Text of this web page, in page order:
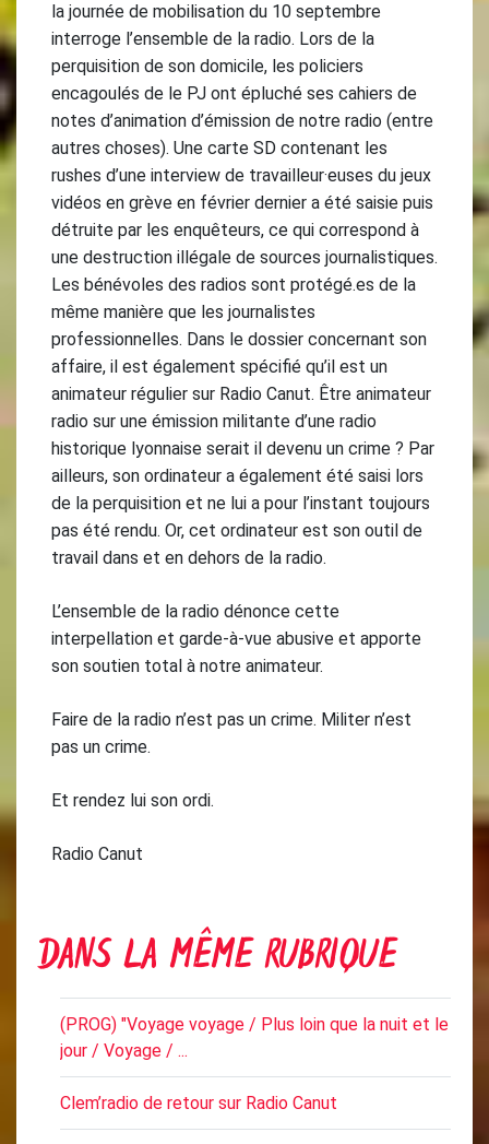
la journée de mobilisation du 10 septembre
interroge l’ensemble de la radio. Lors de la
perquisition de son domicile, les policiers
encagoulés de le PJ ont épluché ses cahiers de
notes d’animation d’émission de notre radio (entre
autres choses). Une carte SD contenant les
rushes d’une interview de travailleur·euses du jeux
vidéos en grève en février dernier a été saisie puis
détruite par les enquêteurs, ce qui correspond à
une destruction illégale de sources journalistiques.
Les bénévoles des radios sont protégé.es de la
même manière que les journalistes
professionnelles. Dans le dossier concernant son
affaire, il est également spécifié qu’il est un
animateur régulier sur Radio Canut. Être animateur
radio sur une émission militante d’une radio
historique lyonnaise serait il devenu un crime ? Par
ailleurs, son ordinateur a également été saisi lors
de la perquisition et ne lui a pour l’instant toujours
pas été rendu. Or, cet ordinateur est son outil de
travail dans et en dehors de la radio.
L’ensemble de la radio dénonce cette
interpellation et garde-à-vue abusive et apporte
son soutien total à notre animateur.
Faire de la radio n’est pas un crime. Militer n’est
pas un crime.
Et rendez lui son ordi.
Radio Canut
DANS LA MÊME RUBRIQUE
(PROG) "Voyage voyage / Plus loin que la nuit et le
jour / Voyage / ...
Clem’radio de retour sur Radio Canut